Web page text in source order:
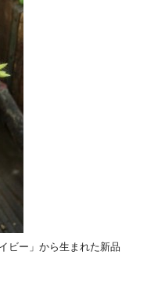
ビー」から生まれた新品